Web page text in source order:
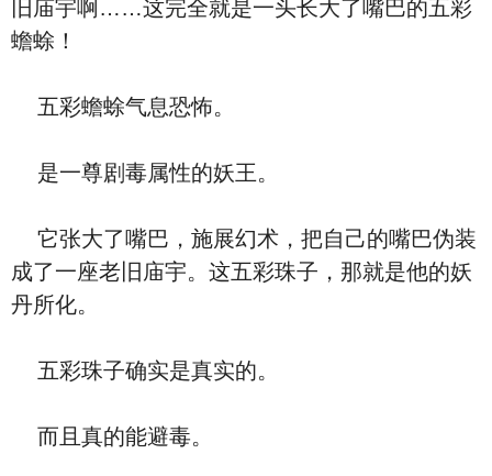
旧庙宇啊……这完全就是一头长大了嘴巴的五彩
蟾蜍！
五彩蟾蜍气息恐怖。
是一尊剧毒属性的妖王。
它张大了嘴巴，施展幻术，把自己的嘴巴伪装
成了一座老旧庙宇。这五彩珠子，那就是他的妖
丹所化。
五彩珠子确实是真实的。
而且真的能避毒。